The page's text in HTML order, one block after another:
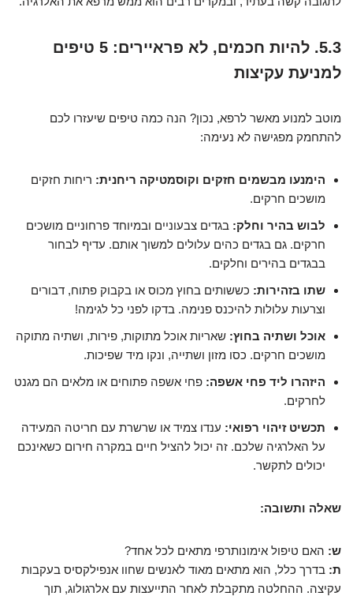
5.3. להיות חכמים, לא פראיירים: 5 טיפים
למניעת עקיצות
מוטב למנוע מאשר לרפא, נכון? הנה כמה טיפים שיעזרו לכם
להתחמק מפגישה לא נעימה:
הימנעו מבשמים חזקים וקוסמטיקה ריחנית: ריחות חזקים
מושכים חרקים.
לבוש בהיר וחלק: בגדים צבעוניים ובמיוחד פרחוניים מושכים
חרקים. גם בגדים כהים עלולים למשוך אותם. עדיף לבחור
בבגדים בהירים וחלקים.
שתו בזהירות: כששותים בחוץ מכוס או בקבוק פתוח, דבורים
וצרעות עלולות להיכנס פנימה. בדקו לפני כל לגימה!
אוכל ושתיה בחוץ: שאריות אוכל מתוקות, פירות, ושתיה מתוקה
מושכים חרקים. כסו מזון ושתייה, ונקו מיד שפיכות.
היזהרו ליד פחי אשפה: פחי אשפה פתוחים או מלאים הם מגנט
לחרקים.
תכשיט זיהוי רפואי: ענדו צמיד או שרשרת עם חריטה המעידה
על האלרגיה שלכם. זה יכול להציל חיים במקרה חירום כשאינכם
יכולים לתקשר.
שאלה ותשובה:
ש: האם טיפול אימונותרפי מתאים לכל אחד?
ת: בדרך כלל, הוא מתאים מאוד לאנשים שחוו אנפילקסיס בעקבות
עקיצה. ההחלטה מתקבלת לאחר התייעצות עם אלרגולוג, תוך